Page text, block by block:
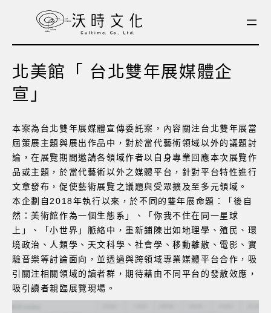
北美館「 台北雙年展媒體企
宣」
本案為台北雙年展媒體宣傳委託案，內容關注台北雙年展當
屆策展主題與展出作品中，對於當代藝術領域以外的議題討
論，在展覽期間邀請各領域作者以自身專業回應本次展覽作
品或主題，於當代藝術以外之媒體平台，針對平台特性進行
文章發布，促使藝術展覽之議題與受眾擴及至多元領域。
本企劃自2018年執行以來，於不同的雙年展命題：「後自
然：美術館作為一個生態系」、「你我不住在同一星球
上」、「小世界」脈絡中，重新鋪陳出如地理學、殖民、環
境政治、人類學、天文科學、社會學、移動離散、電影、實
驗音樂等討論面向，並透過與跨領域專業媒體平台合作，吸
引關注相關領域的讀者群，期待藉由不同平台的發散效應，
吸引讀者親臨展覽現場。